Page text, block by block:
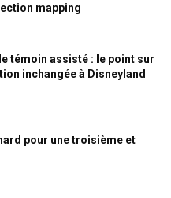
mapping
témoin assisté : le point sur
inchangée à Disneyland
pour une troisième et